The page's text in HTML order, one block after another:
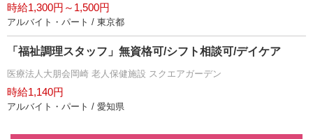
時給1,300円～1,500円
アルバイト・パート / 東京都
「福祉調理スタッフ」無資格可/シフト相談可/デイケア
医療法人大朋会岡崎 老人保健施設 スクエアガーデン
時給1,140円
アルバイト・パート / 愛知県